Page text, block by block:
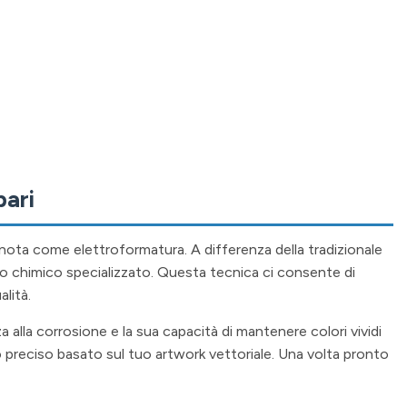
come elettroformatura. A differenza della tradizionale
chimico specializzato. Questa tecnica ci consente di
alla corrosione e la sua capacità di mantenere colori vividi
basato sul tuo artwork vettoriale. Una volta pronto